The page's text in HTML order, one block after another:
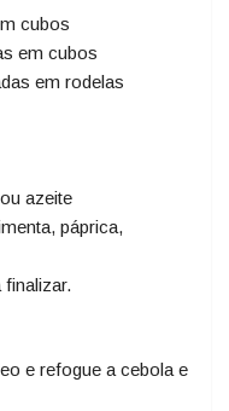
cubos
em cubos
em rodelas
azeite
páprica,
e refogue a cebola e